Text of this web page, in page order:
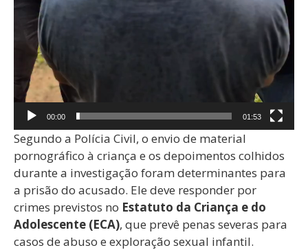
00:00 01:53
Segundo a Polícia Civil, o envio de material
pornográfico à criança e os depoimentos colhidos
durante a investigação foram determinantes para
a prisão do acusado. Ele deve responder por
crimes previstos no Estatuto da Criança e do
Adolescente (ECA), que prevê penas severas para
casos de abuso e exploração sexual infantil.